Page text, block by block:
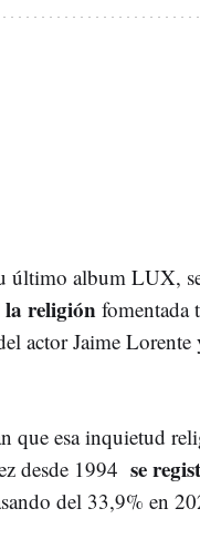
último album LUX,
la religiónfomentada
actor Jaime Lorente
que esa inquietud
desde 1994 se
del 33,9% en